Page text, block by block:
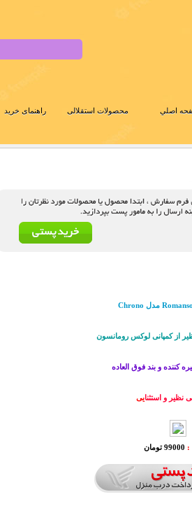
اصلي محصولات استقلالی راهنمای خرید
از كمپانی لوکس رومانسون
کننده و بند فوق العاده
نظير و استثنایی
: 99000 تومان